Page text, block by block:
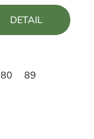
z
DETAIL
80 89